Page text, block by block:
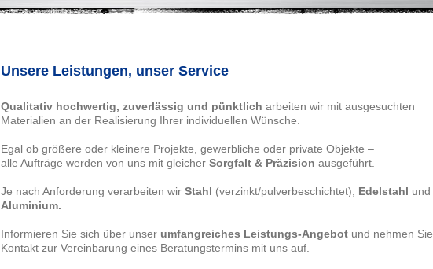
Unsere Leistungen, unser Service
Qualitativ hochwertig, zuverlässig und pünktlich arbeiten wir mit ausgesuchten
Materialien an der Realisierung Ihrer individuellen Wünsche.
Egal ob größere oder kleinere Projekte, gewerbliche oder private Objekte –
alle Aufträge werden von uns mit gleicher Sorgfalt & Präzision ausgeführt.
Je nach Anforderung verarbeiten wir Stahl (verzinkt/pulverbeschichtet), Edelstahl und
Aluminium.
Informieren Sie sich über unser umfangreiches Leistungs-Angebotund nehmen Sie
Kontakt zur Vereinbarung eines Beratungstermins mit uns auf.